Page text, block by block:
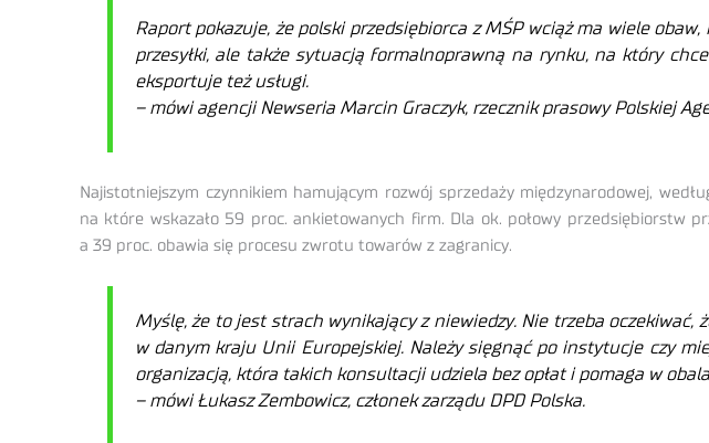
Raport pokazuje, że polski przedsiębiorca z MŚP wciąż ma wiele
przesyłki, ale także sytuacją formalnoprawną na rynku, na który
eksportuje też usługi.
–mówi agencji Newseria Marcin Graczyk, rzecznik prasowy Polskiej
Najistotniejszym czynnikiem hamującym rozwój sprzedaży międzynarodowej,
na które wskazało 59 proc. ankietowanych firm. Dla ok. połowy przedsiębiorstw
a 39 proc. obawia się procesu zwrotu towarów z zagranicy.
Myślę, że to jest strach wynikający z niewiedzy. Nie trzeba
w danym kraju Unii Europejskiej. Należy sięgnąć po instytucje czy
organizacją, która takich konsultacji udziela bez opłat i pomaga w
–mówi Łukasz Zembowicz, członek zarządu DPD Polska.